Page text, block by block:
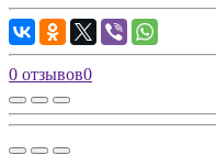
0 отзывов0